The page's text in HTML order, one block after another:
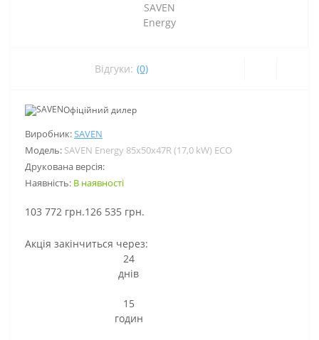
Відгуки: (0)
Виробник:SAVEN
Модель: SAVEN Energy 85х50х47R (17,0 kW) ECO
Друкована версія:
Наявність: В наявності
103 772 грн.126 535 грн.
Акція закінчиться через:
24
днів
15
годин
Офіційний дилер